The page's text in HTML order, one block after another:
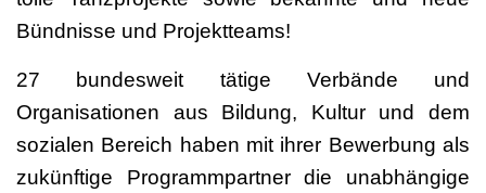
Bündnisse und Projektteams!
27 bundesweit tätige Verbände und
Organisationen aus Bildung, Kultur und dem
sozialen Bereich haben mit ihrer Bewerbung als
zukünftige Programmpartner die unabhängige